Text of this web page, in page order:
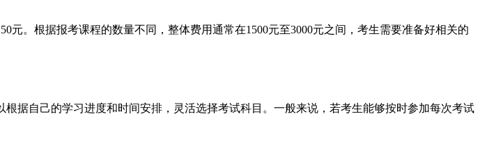
。根据报考课程的数量不同，整体费用通常在1500元至3000元之间，考生需要准备好相关的
据自己的学习进度和时间安排，灵活选择考试科目。一般来说，若考生能够按时参加每次考试